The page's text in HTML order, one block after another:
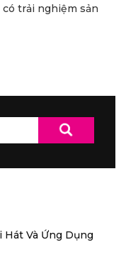
trải nghiệm sản
Hát Và Ứng Dụng